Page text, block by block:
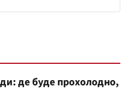
де буде прохолодно,